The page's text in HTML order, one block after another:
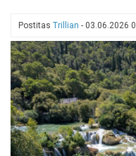
Postitas Trillian - 03.06.2026